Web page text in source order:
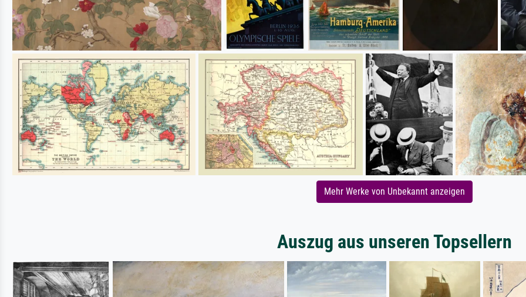
Mehr Werke von Unbekannt anzeigen
Auszug aus unseren Topsellern